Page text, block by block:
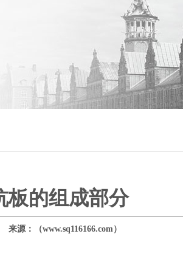
板的组成部分
来源：（www.sq116166.com）